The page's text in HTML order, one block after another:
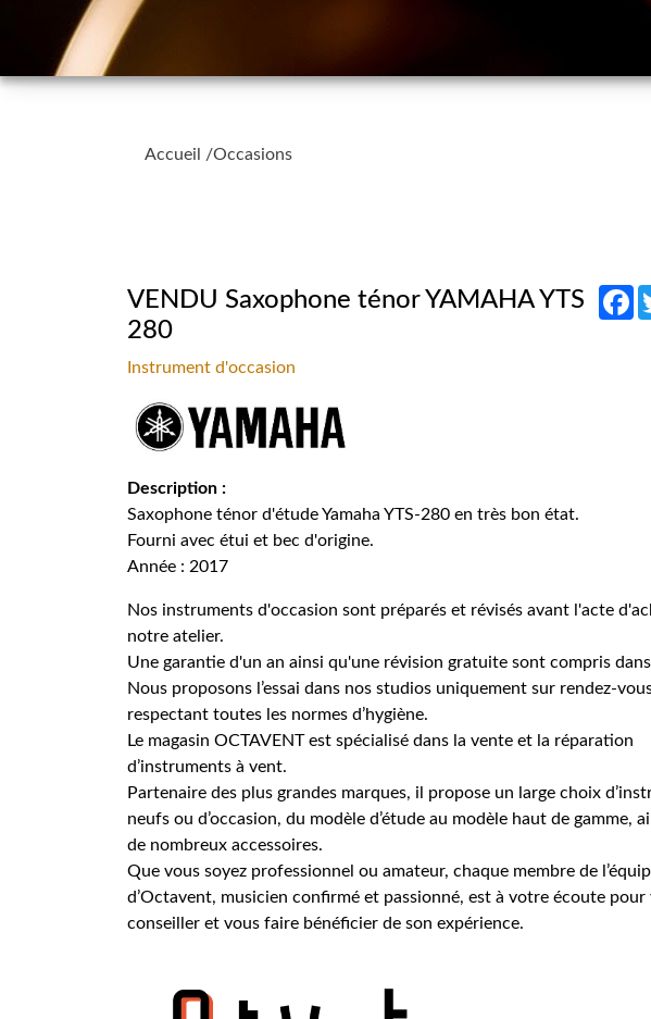
Accueil /Occasions
VENDU Saxophone ténor YAMAHA YTS
280
Instrument d'occasion
Description :
Saxophone ténor d'étude Yamaha YTS-280 en très bon état.
Fourni avec étui et bec d'origine.
Année : 2017
Nos instruments d'occasion sont préparés et révisés avant l'acte
notre atelier.
Une garantie d'un an ainsi qu'une révision gratuite sont compris
Nous proposons l’essai dans nos studios uniquement sur rendez-
respectant toutes les normes d’hygiène.
Le magasin OCTAVENT est spécialisé dans la vente et la réparation
d’instruments à vent.
Partenaire des plus grandes marques, il propose un large choix
neufs ou d’occasion, du modèle d’étude au modèle haut de gamme,
de nombreux accessoires.
Que vous soyez professionnel ou amateur, chaque membre de
d’Octavent, musicien confirmé et passionné, est à votre écoute pour
conseiller et vous faire bénéficier de son expérience.